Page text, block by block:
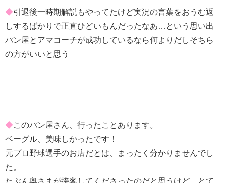
◆引退後一時期解説もやってたけど実況の言葉をおうむ返
しするばかりで正直ひどいもんだったなあ…という思い出
パン屋とアマコーチが成功しているなら何よりだしそちら
の方がいいと思う
◆このパン屋さん、行ったことあります。
ベーグル、美味しかったです！
元プロ野球選手のお店だとは、まったく分かりませんでし
た。
たぶん奥さまが接客してくださったのだと思うけど、とて